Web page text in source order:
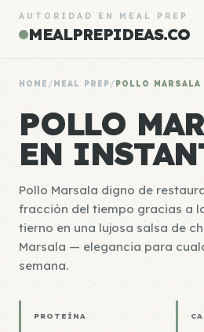
AUTORIDAD EN MEAL PREP
MEALPREPIDEAS.CO
HOME /MEAL PREP/POLLO
POLLO
EN
Pollo Marsala digno de
fracción del tiempo gracias a
tierno en una lujosa salsa de
Marsala — elegancia para
semana.
PROTEÍNA